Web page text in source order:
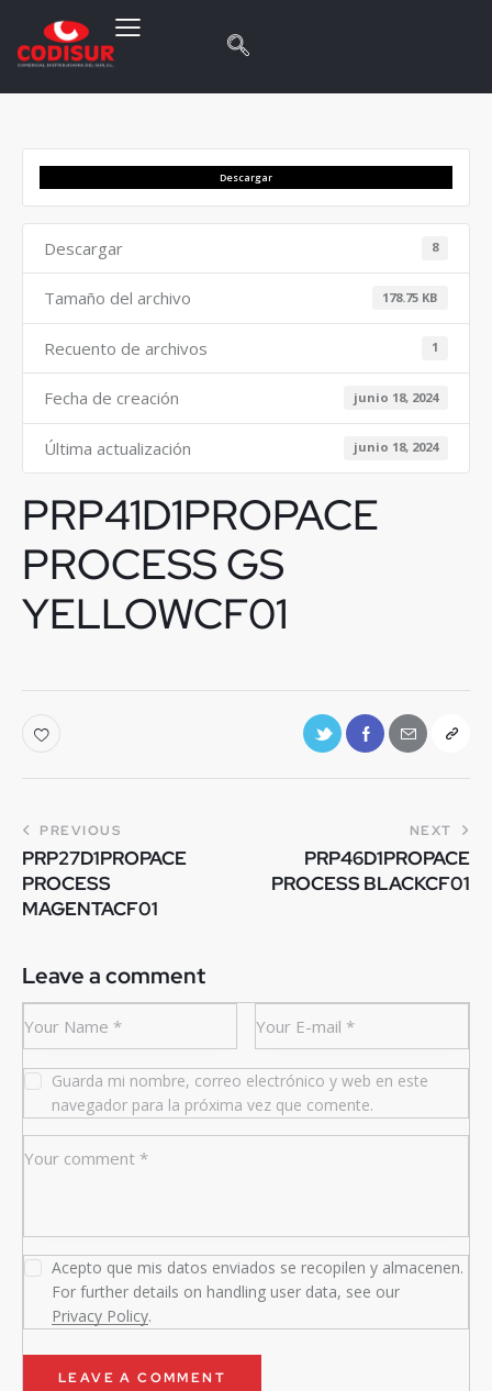
Descargar
Descargar 8
Tamaño del archivo 178.75 KB
Recuento de archivos 1
Fecha de creación junio 18, 2024
Última actualización junio 18, 2024
PRP41D1PROPACE
PROCESS GS
YELLOWCF01
PREVIOUS
PRP27D1PROPACE
PROCESS
MAGENTACF01
NEXT
PRP46D1PROPACE
PROCESS BLACKCF01
Leave a comment
Guarda mi nombre, correo electrónico y web en este
navegador para la próxima vez que comente.
Acepto que mis datos enviados se recopilen y almacenen.
For further details on handling user data, see our
Privacy Policy.